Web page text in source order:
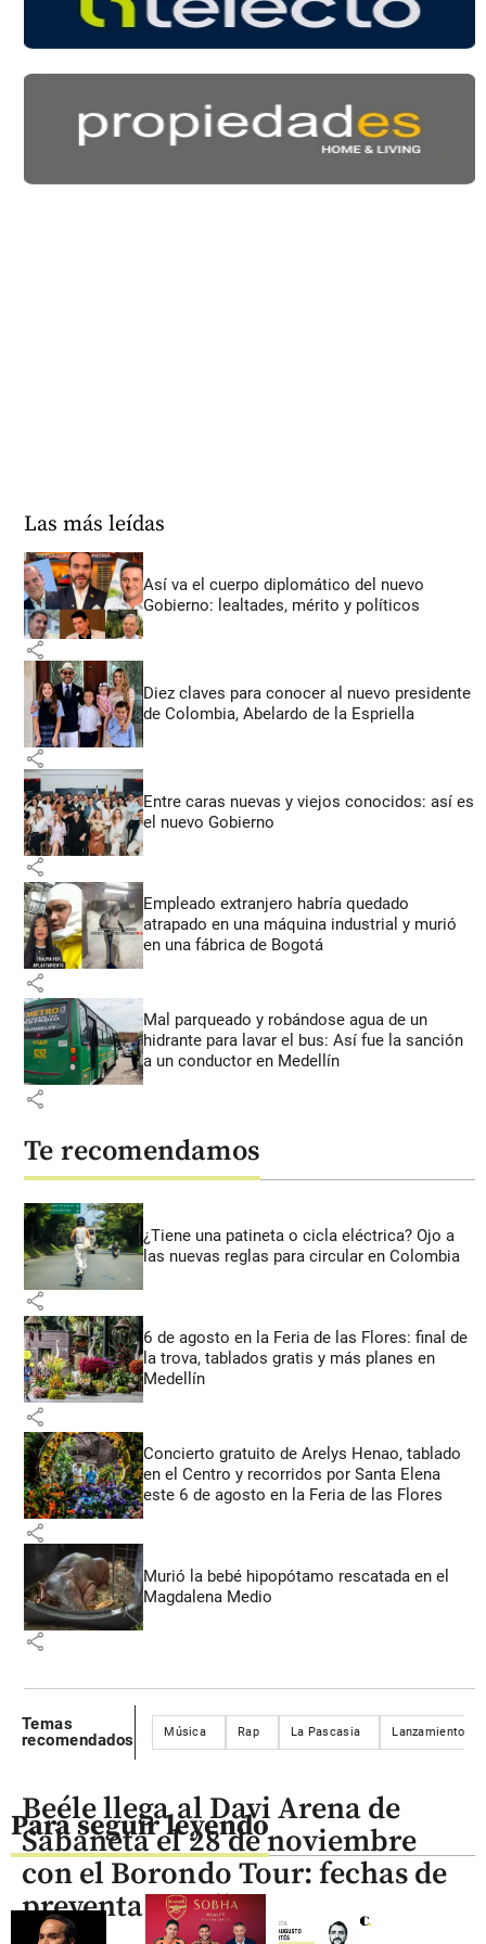
Las más leídas
Así va el cuerpo diplomático del nuevo
Gobierno: lealtades, mérito y políticos
share
Diez claves para conocer al nuevo presidente
de Colombia, Abelardo de la Espriella
share
Entre caras nuevas y viejos conocidos: así es
el nuevo Gobierno
share
Empleado extranjero habría quedado
atrapado en una máquina industrial y murió
en una fábrica de Bogotá
share
Mal parqueado y robándose agua de un
hidrante para lavar el bus: Así fue la sanción
a un conductor en Medellín
share
Te recomendamos
¿Tiene una patineta o cicla eléctrica? Ojo a
las nuevas reglas para circular en Colombia
share
6 de agosto en la Feria de las Flores: final de
la trova, tablados gratis y más planes en
Medellín
share
Concierto gratuito de Arelys Henao, tablado
en el Centro y recorridos por Santa Elena
este 6 de agosto en la Feria de las Flores
share
Murió la bebé hipopótamo rescatada en el
Magdalena Medio
share
Temas
recomendados
Música Rap La Pascasia Lanzamiento de
Para seguir leyendo
Beéle llega al Davi Arena de
Sabaneta el 28 de noviembre
con el Borondo Tour: fechas de
preventa y setlist